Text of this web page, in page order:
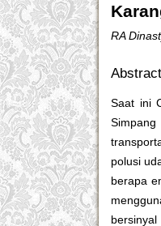
RA
Abstract
Saat ini
polusi
berapa